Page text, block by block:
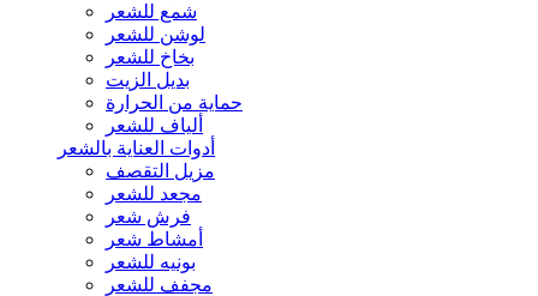
شمع للشعر
لوشن للشعر
بخاخ للشعر
بديل الزيت
حماية من الحرارة
ألياف للشعر
أدوات العناية بالشعر
مزيل التقصف
مجعد للشعر
فرش شعر
أمشاط شعر
بونيه للشعر
مجفف للشعر